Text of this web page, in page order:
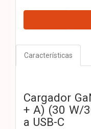
Características
Cargador
+ A) (30 W/
a USB-C